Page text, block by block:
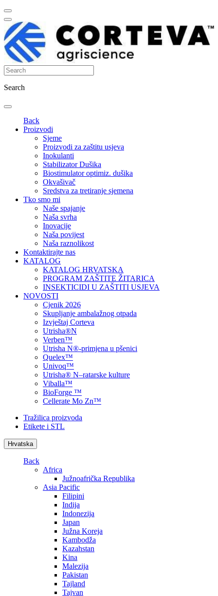
Search
Back
Proizvodi
Sjeme
Proizvodi za zaštitu usjeva
Inokulanti
Stabilizator Dušika
Biostimulator optimiz. dušika
Okvašivač
Sredstva za tretiranje sjemena
Tko smo mi
Naše spajanje
Naša svrha
Inovacije
Naša povijest
Naša raznolikost
Kontaktirajte nas
KATALOG
KATALOG HRVATSKA
PROGRAM ZAŠTITE ŽITARICA
INSEKTICIDI U ZAŠTITI USJEVA
NOVOSTI
Cjenik 2026
Skupljanje ambalažnog otpada
Izvještaj Corteva
Utrisha®N
Verben™
Utrisha N®-primjena u pšenici
Quelex™
Univoq™
Utrisha® N–ratarske kulture
Viballa™
BioForge ™
Cellerate Mo Zn™
Tražilica proizvoda
Etikete i STL
Hrvatska
Back
Africa
Južnoafrička Republika
Asia Pacific
Filipini
Indija
Indonezija
Japan
Južna Koreja
Kambodža
Kazahstan
Kina
Malezija
Pakistan
Tajland
Tajvan